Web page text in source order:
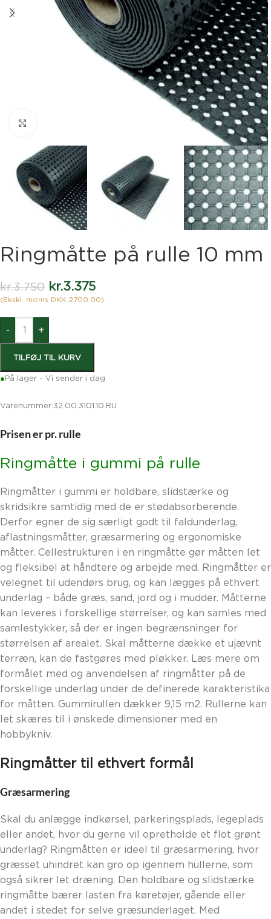
Ringmåtte på rulle 10 mm
kr.3.750 kr.3.375
(Ekskl. moms DKK 2700.00)
- +
TILFØJ TIL KURV
●På lager - Vi sender i dag
Varenummer:32.00.3101.10.RU
Prisen er pr. rulle
Ringmåtte i gummi på rulle
Ringmåtter i gummi er holdbare, slidstærke og
skridsikre samtidig med de er stødabsorberende.
Derfor egner de sig særligt godt til faldunderlag,
aflastningsmåtter, græsarmering og ergonomiske
måtter. Cellestrukturen i en ringmåtte gør måtten let
og fleksibel at håndtere og arbejde med. Ringmåtter er
velegnet til udendørs brug, og kan lægges på ethvert
underlag – både græs, sand, jord og i mudder. Måtterne
kan leveres i forskellige størrelser, og kan samles med
samlestykker, så der er ingen begrænsninger for
størrelsen af arealet. Skal måtterne dække et ujævnt
terræn, kan de fastgøres med pløkker. Læs mere om
formålet med og anvendelsen af ringmåtter på de
forskellige underlag under de definerede karakteristika
for måtten. Gummirullen dækker 9,15 m2. Rullerne kan
let skæres til i ønskede dimensioner med en
hobbykniv.
Ringmåtter til ethvert formål
Græsarmering
Skal du anlægge indkørsel, parkeringsplads, legeplads
eller andet, hvor du gerne vil opretholde et flot grønt
underlag? Ringmåtten er ideel til græsarmering, hvor
græsset uhindret kan gro op igennem hullerne, som
også sikrer let dræning. Den holdbare og slidstærke
ringmåtte bærer lasten fra køretøjer, gående eller
andet i stedet for selve græsunderlaget. Med